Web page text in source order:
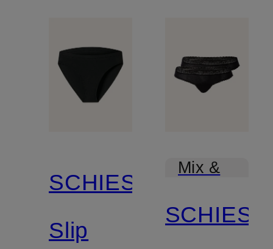
SCHIESSER
Slip
Mix &